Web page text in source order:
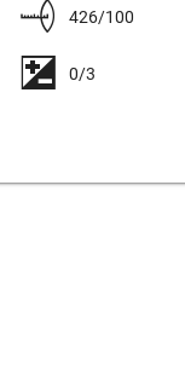
426/100
0/3